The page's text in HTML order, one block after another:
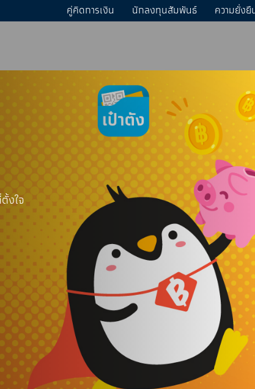
คู่คิดการเงิน นักลงทุนสัมพันธ์ ความยั่งยื
งใจ